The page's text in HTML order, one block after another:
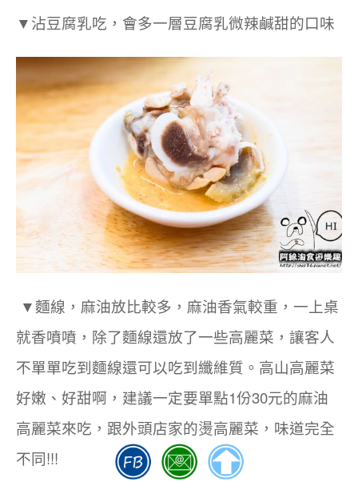
▼沾豆腐乳吃，會多一層豆腐乳微辣鹹甜的口味
▼麵線，麻油放比較多，麻油香氣較重，一上桌
就香噴噴，除了麵線還放了一些高麗菜，讓客人
不單單吃到麵線還可以吃到纖維質。高山高麗菜
好嫩、好甜啊，建議一定要單點1份30元的麻油
高麗菜來吃，跟外頭店家的燙高麗菜，味道完全
不同!!!